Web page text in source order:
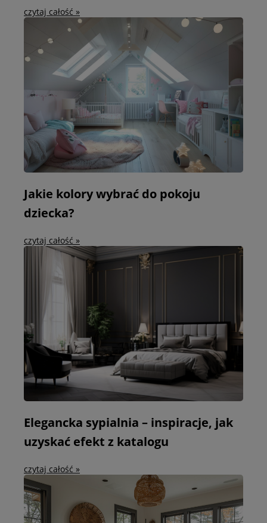
czytaj całość »
Jakie kolory wybrać do pokoju
dziecka?
czytaj całość »
Elegancka sypialnia – inspiracje, jak
uzyskać efekt z katalogu
czytaj całość »